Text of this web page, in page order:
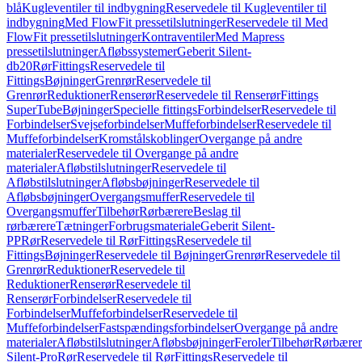
blåKugleventiler til indbygningReservedele til Kugleventiler til
indbygningMed FlowFit pressetilslutningerReservedele til Med
FlowFit pressetilslutningerKontraventilerMed Mapress
pressetilslutningerAfløbssystemerGeberit Silent-
db20RørFittingsReservedele til
FittingsBøjningerGrenrørReservedele til
GrenrørReduktionerRenserørReservedele til RenserørFittings
SuperTubeBøjningerSpecielle fittingsForbindelserReservedele til
ForbindelserSvejseforbindelserMuffeforbindelserReservedele til
MuffeforbindelserKromstålskoblingerOvergange på andre
materialerReservedele til Overgange på andre
materialerAfløbstilslutningerReservedele til
AfløbstilslutningerAfløbsbøjningerReservedele til
AfløbsbøjningerOvergangsmufferReservedele til
OvergangsmufferTilbehørRørbærereBeslag til
rørbærereTætningerForbrugsmaterialeGeberit Silent-
PPRørReservedele til RørFittingsReservedele til
FittingsBøjningerReservedele til BøjningerGrenrørReservedele til
GrenrørReduktionerReservedele til
ReduktionerRenserørReservedele til
RenserørForbindelserReservedele til
ForbindelserMuffeforbindelserReservedele til
MuffeforbindelserFastspændingsforbindelserOvergange på andre
materialerAfløbstilslutningerAfløbsbøjningerFerolerTilbehør
Silent-ProRørReservedele til RørFittingsReservedele til